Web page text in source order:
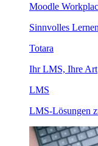
Moodle
Sinnvolles
Totara
Ihr LMS, Ihre Art
LMS
LMS-Lösungen